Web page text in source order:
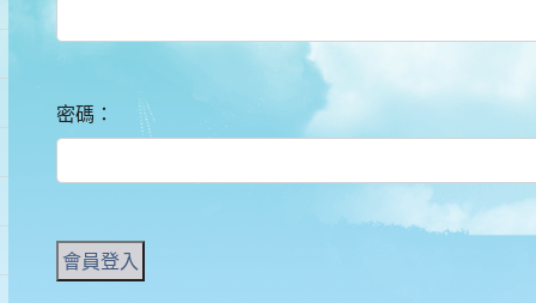
密碼：